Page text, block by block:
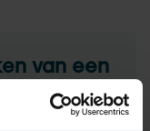
van een
medewerkers